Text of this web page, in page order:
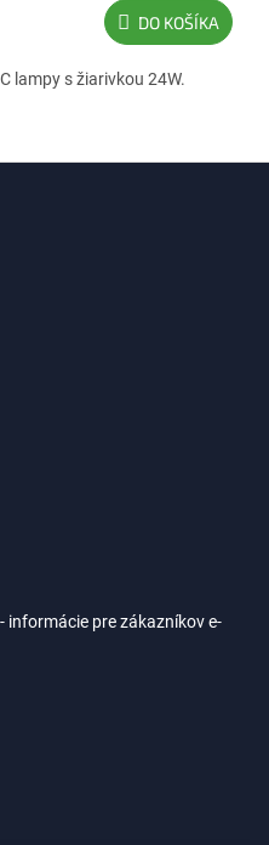
DO KOŠÍKA
lampy s žiarivkou 24W.
informácie pre zákazníkov e-